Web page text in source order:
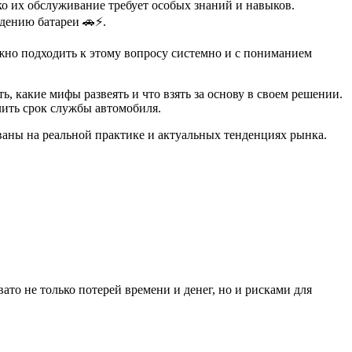
их обслуживание требует особых знаний и навыков.
батареи 🚗⚡.
подходить к этому вопросу системно и с пониманием
мифы развеять и что взять за основу в своем решении.
срок службы автомобиля.
на реальной практике и актуальных тенденциях рынка.
не только потерей времени и денег, но и рисками для